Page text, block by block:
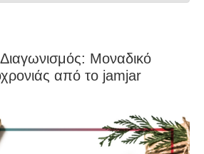
Μοναδικό
από το jamjar